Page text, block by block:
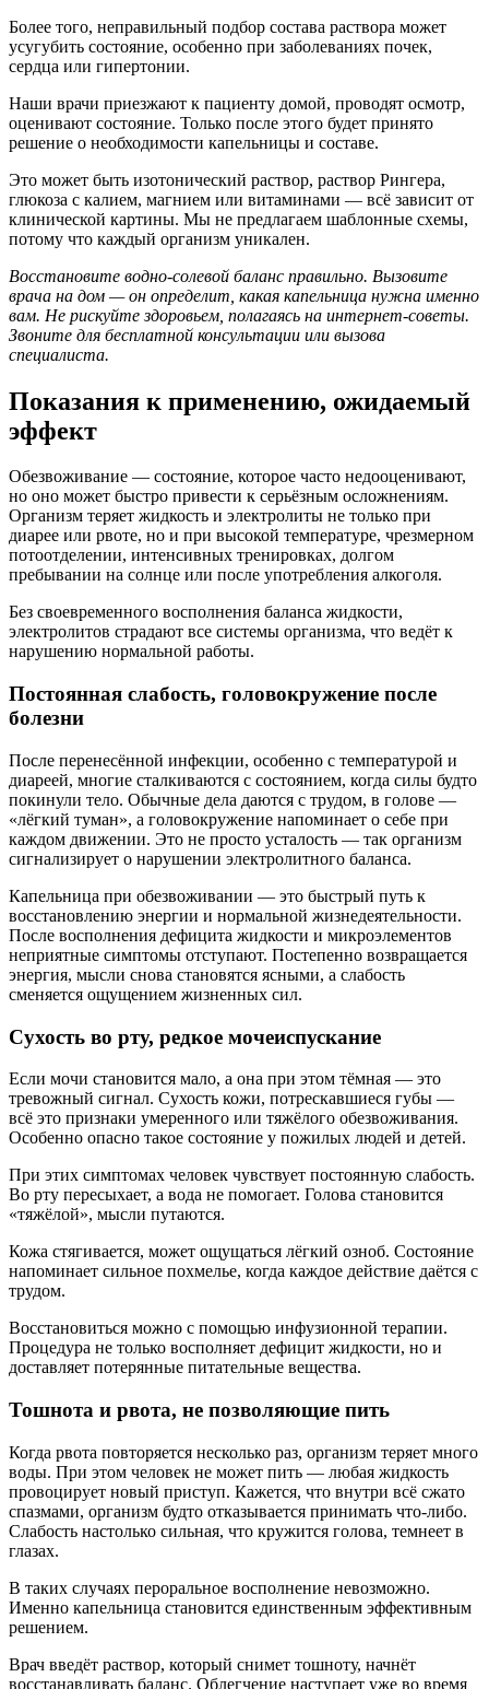
Более того, неправильный подбор состава раствора может
усугубить состояние, особенно при заболеваниях почек,
сердца или гипертонии.
Наши врачи приезжают к пациенту домой, проводят осмотр,
оценивают состояние. Только после этого будет принято
решение о необходимости капельницы и составе.
Это может быть изотонический раствор, раствор Рингера,
глюкоза с калием, магнием или витаминами — всё зависит от
клинической картины. Мы не предлагаем шаблонные схемы,
потому что каждый организм уникален.
Восстановите водно-солевой баланс правильно. Вызовите
врача на дом — он определит, какая капельница нужна именно
вам. Не рискуйте здоровьем, полагаясь на интернет-советы.
Звоните для бесплатной консультации или вызова
специалиста.
Показания к применению, ожидаемый
эффект
Обезвоживание — состояние, которое часто недооценивают,
но оно может быстро привести к серьёзным осложнениям.
Организм теряет жидкость и электролиты не только при
диарее или рвоте, но и при высокой температуре, чрезмерном
потоотделении, интенсивных тренировках, долгом
пребывании на солнце или после употребления алкоголя.
Без своевременного восполнения баланса жидкости,
электролитов страдают все системы организма, что ведёт к
нарушению нормальной работы.
Постоянная слабость, головокружение после
болезни
После перенесённой инфекции, особенно с температурой и
диареей, многие сталкиваются с состоянием, когда силы будто
покинули тело. Обычные дела даются с трудом, в голове —
«лёгкий туман», а головокружение напоминает о себе при
каждом движении. Это не просто усталость — так организм
сигнализирует о нарушении электролитного баланса.
Капельница при обезвоживании — это быстрый путь к
восстановлению энергии и нормальной жизнедеятельности.
После восполнения дефицита жидкости и микроэлементов
неприятные симптомы отступают. Постепенно возвращается
энергия, мысли снова становятся ясными, а слабость
сменяется ощущением жизненных сил.
Сухость во рту, редкое мочеиспускание
Если мочи становится мало, а она при этом тёмная — это
тревожный сигнал. Сухость кожи, потрескавшиеся губы —
всё это признаки умеренного или тяжёлого обезвоживания.
Особенно опасно такое состояние у пожилых людей и детей.
При этих симптомах человек чувствует постоянную слабость.
Во рту пересыхает, а вода не помогает. Голова становится
«тяжёлой», мысли путаются.
Кожа стягивается, может ощущаться лёгкий озноб. Состояние
напоминает сильное похмелье, когда каждое действие даётся с
трудом.
Восстановиться можно с помощью инфузионной терапии.
Процедура не только восполняет дефицит жидкости, но и
доставляет потерянные питательные вещества.
Тошнота и рвота, не позволяющие пить
Когда рвота повторяется несколько раз, организм теряет много
воды. При этом человек не может пить — любая жидкость
провоцирует новый приступ. Кажется, что внутри всё сжато
спазмами, организм будто отказывается принимать что-либо.
Слабость настолько сильная, что кружится голова, темнеет в
глазах.
В таких случаях пероральное восполнение невозможно.
Именно капельница становится единственным эффективным
решением.
Врач введёт раствор, который снимет тошноту, начнёт
восстанавливать баланс. Облегчение наступает уже во время